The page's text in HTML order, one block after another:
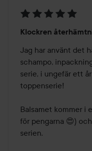
5
av
5
Klockren
Jag har använt det
schampo,
serie, i ungefär ett
toppenserie!
Balsamet kommer i
för pengarna 😍)
serien.